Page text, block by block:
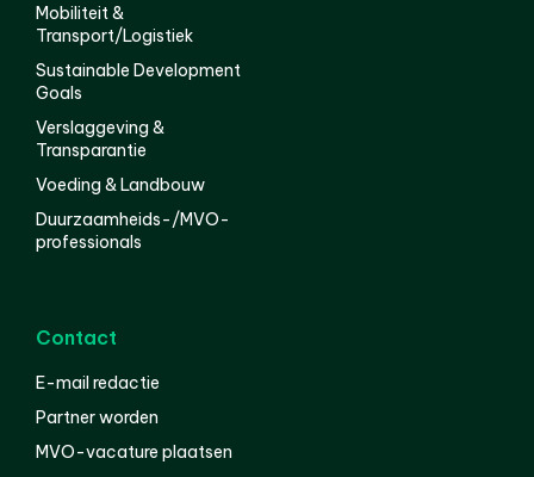
Mobiliteit &
Transport/Logistiek
Sustainable Development
Goals
Verslaggeving &
Transparantie
Voeding & Landbouw
Duurzaamheids-/MVO-
professionals
Contact
E-mail redactie
Partner worden
MVO-vacature plaatsen